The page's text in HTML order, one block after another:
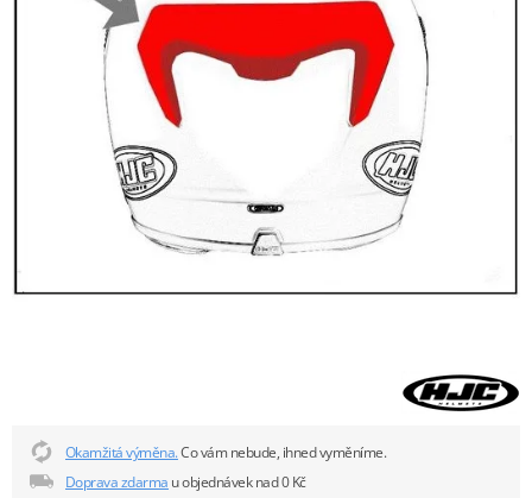
Okamžitá výměna.Co vám nebude, ihned vyměníme.
Doprava zdarma u objednávek nad 0 Kč